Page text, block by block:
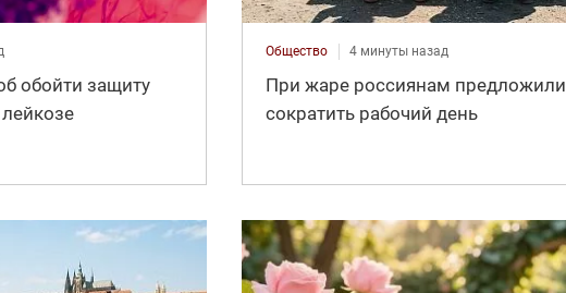
обойти защиту
Общество 4 минуты назад
При жаре россиянам предложили
сократить рабочий день